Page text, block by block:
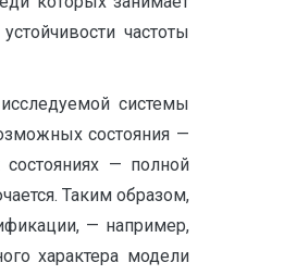
частоты
системы
состояния —
— полной
Таким образом,
— например,
характера модели